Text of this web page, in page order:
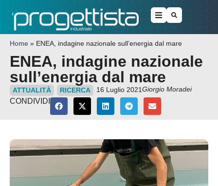
Home » ENEA, indagine nazionale sull’energia dal mare
ENEA, indagine nazionale
sull’energia dal mare
ATTUALITÀ RICERCA 16 Luglio 2021Giorgio Moradei
CONDIVIDI